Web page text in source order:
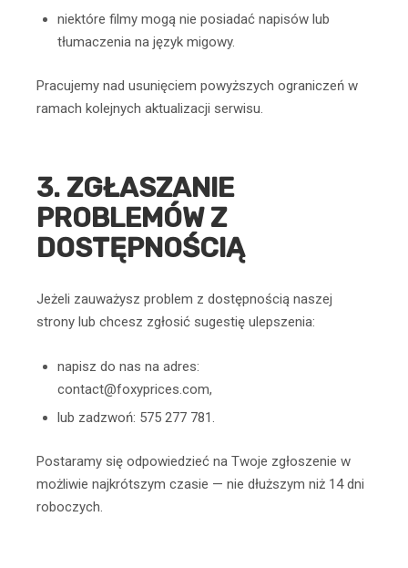
niektóre filmy mogą nie posiadać napisów lub
tłumaczenia na język migowy.
Pracujemy nad usunięciem powyższych ograniczeń w
ramach kolejnych aktualizacji serwisu.
3. ZGŁASZANIE
PROBLEMÓW Z
DOSTĘPNOŚCIĄ
Jeżeli zauważysz problem z dostępnością naszej
strony lub chcesz zgłosić sugestię ulepszenia:
napisz do nas na adres:
contact@foxyprices.com,
lub zadzwoń: 575 277 781.
Postaramy się odpowiedzieć na Twoje zgłoszenie w
możliwie najkrótszym czasie — nie dłuższym niż 14 dni
roboczych.